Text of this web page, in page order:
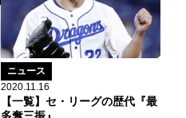
ニュース
2020.11.16
【一覧】セ・リーグの歴代『最
多奪三振』